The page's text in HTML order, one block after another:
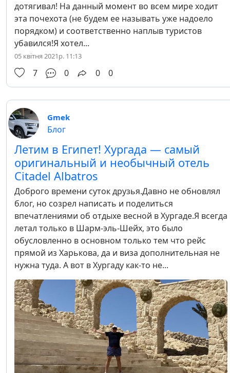
дотягивал! На данный момент во всем мире ходит
эта почехота (не будем ее называть уже надоело
порядком) и соответственно наплыв туристов
убавился!Я хотел...
05 квітня 2021р. 11:13
7 0 0 0
Gmek
Блог
Летим в Египет! Хургада — самый
оригинальный и необычный отель
Citadel Albatros
Доброго времени суток друзья.Давно не обновлял
блог, но созрел написать и поделиться
впечатлениями об отдыхе весной в Хургаде.Я всегда
летал только в Шарм-эль-Шейх, это было
обусловленно в основном только тем что рейс
прямой из Харькова, да и виза дополнительная не
нужна туда. А вот в Хургаду как-то не...